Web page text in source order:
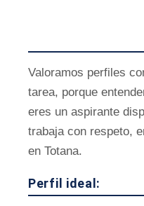
Valoramos perfiles
tarea, porque
eres un aspirante
trabaja con respeto,
en Totana.
Perfil ideal: